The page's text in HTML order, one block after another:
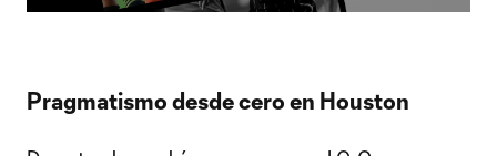
Pragmatismo desde cero en Houston